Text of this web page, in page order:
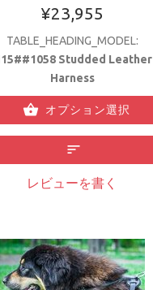
¥23,955
TABLE_HEADING_MODEL:
Studded Leather
Harness
オプション選択
レビューを書く